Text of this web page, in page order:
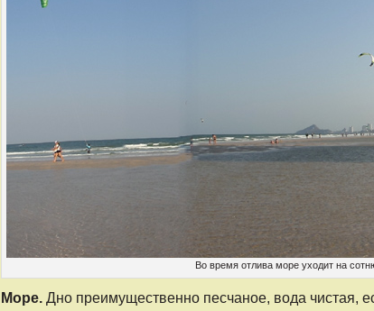
Во время отлива море уходит на
Море. Дно преимущественно песчаное, вода чистая,